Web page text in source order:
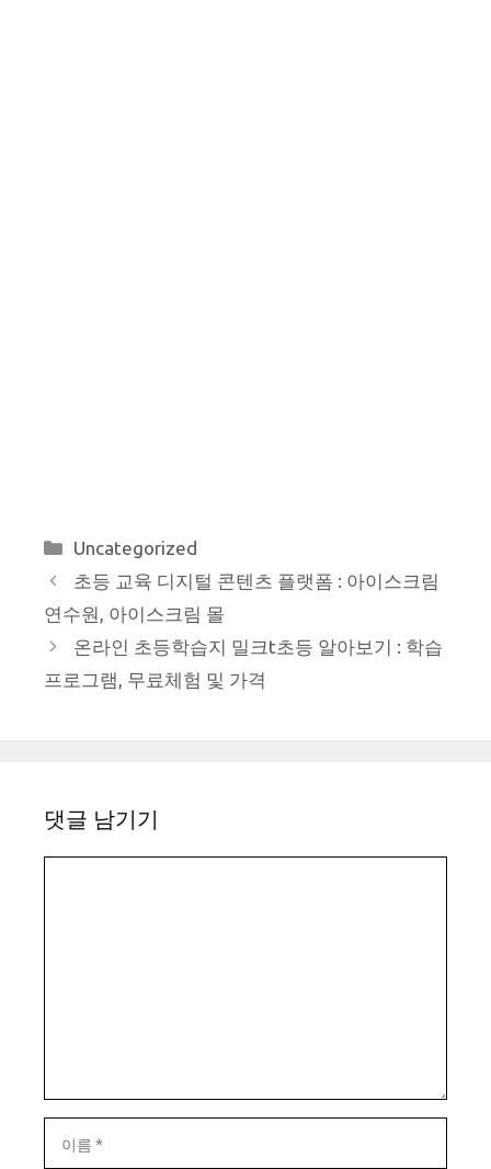
카
테
리
Uncategorized
초등 교육 디지털 콘텐츠 플랫폼 : 아이스크림
연수원, 아이스크림 몰
온라인 초등학습지 밀크t초등 알아보기 : 학습
프로그램, 무료체험 및 가격
댓글 남기기